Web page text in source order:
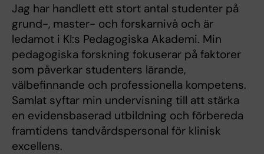
Jag har handlett ett stort antal studenter på
grund-, master- och forskarnivå och är
ledamot i KI:s Pedagogiska Akademi. Min
pedagogiska forskning fokuserar på faktorer
som påverkar studenters lärande,
välbefinnande och professionella kompetens.
Samlat syftar min undervisning till att stärka
en evidensbaserad utbildning och förbereda
framtidens tandvårdspersonal för klinisk
excellens.